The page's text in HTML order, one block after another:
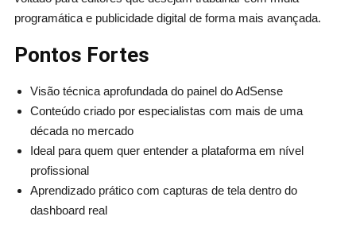
programática e publicidade digital de forma mais avançada.
Pontos Fortes
Visão técnica aprofundada do painel do AdSense
Conteúdo criado por especialistas com mais de uma
década no mercado
Ideal para quem quer entender a plataforma em nível
profissional
Aprendizado prático com capturas de tela dentro do
dashboard real